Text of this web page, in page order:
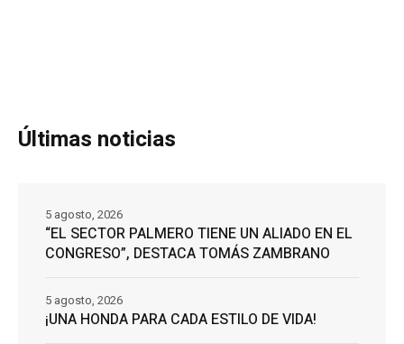
Últimas noticias
“EL SECTOR PALMERO TIENE UN ALIADO EN EL
CONGRESO”, DESTACA TOMÁS ZAMBRANO
5 agosto, 2026
¡UNA HONDA PARA CADA ESTILO DE VIDA!
5 agosto, 2026